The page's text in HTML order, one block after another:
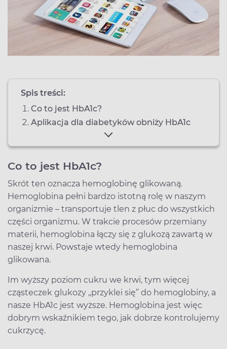
Spis treści:
Co to jest HbA1c?
Aplikacja dla diabetyków obniży HbA1c
Co to jest HbA1c?
Skrót ten oznacza hemoglobinę glikowaną.
Hemoglobina pełni bardzo istotną rolę w naszym
organizmie – transportuje tlen z płuc do wszystkich
części organizmu. W trakcie procesów przemiany
materii, hemoglobina łączy się z glukozą zawartą w
naszej krwi. Powstaje wtedy hemoglobina
glikowana.
Im wyższy poziom cukru we krwi, tym więcej
cząsteczek glukozy „przyklei się” do hemoglobiny, a
nasze HbA1c jest wyższe. Hemoglobina jest więc
dobrym wskaźnikiem tego, jak dobrze kontrolujemy
cukrzycę.